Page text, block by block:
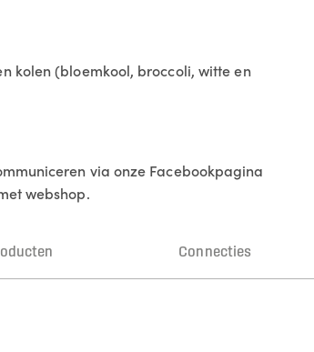
kolen (bloemkool, broccoli, witte en
via onze Facebookpagina
webshop.
Connecties